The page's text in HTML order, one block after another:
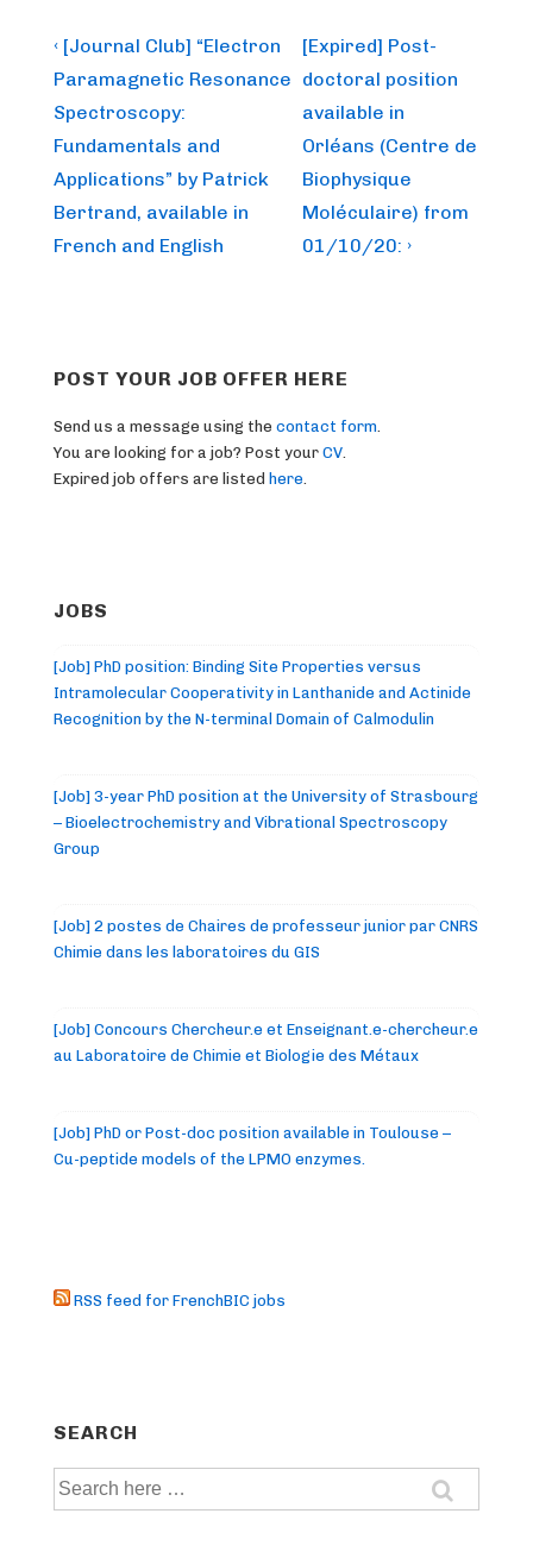
Post
navigation
Previous
Post
is
‹ [Journal Club] “Electron
Paramagnetic Resonance
Spectroscopy:
Fundamentals and
Applications” by Patrick
Bertrand, available in
French and English
Next
Post
is
[Expired] Post-
doctoral position
available in
Orléans (Centre de
Biophysique
Moléculaire) from
01/10/20: ›
POST YOUR JOB OFFER HERE
Send us a message using the contact form
You are looking for a job? Post your CV
Expired job offers are listed here
JOBS
[Job] PhD position: Binding Site Properties versus
Intramolecular Cooperativity in Lanthanide and Actinide
Recognition by the N-terminal Domain of Calmodulin
[Job] 3-year PhD position at the University of Strasbourg
– Bioelectrochemistry and Vibrational Spectroscopy
Group
[Job] 2 postes de Chaires de professeur junior par CNRS
Chimie dans les laboratoires du GIS
[Job] Concours Chercheur.e et Enseignant.e-chercheur.e
au Laboratoire de Chimie et Biologie des Métaux
[Job] PhD or Post-doc position available in Toulouse –
Cu-peptide models of the LPMO enzymes.
RSS feed for FrenchBIC jobs
SEARCH
Search